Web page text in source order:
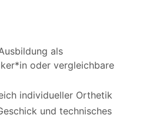
als
oder vergleichbare
individueller Orthetik
und technisches